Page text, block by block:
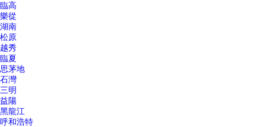
臨高
樂從
湖南
松原
越秀
臨夏
思茅地
石灣
三明
益陽
黑龍江
呼和浩特